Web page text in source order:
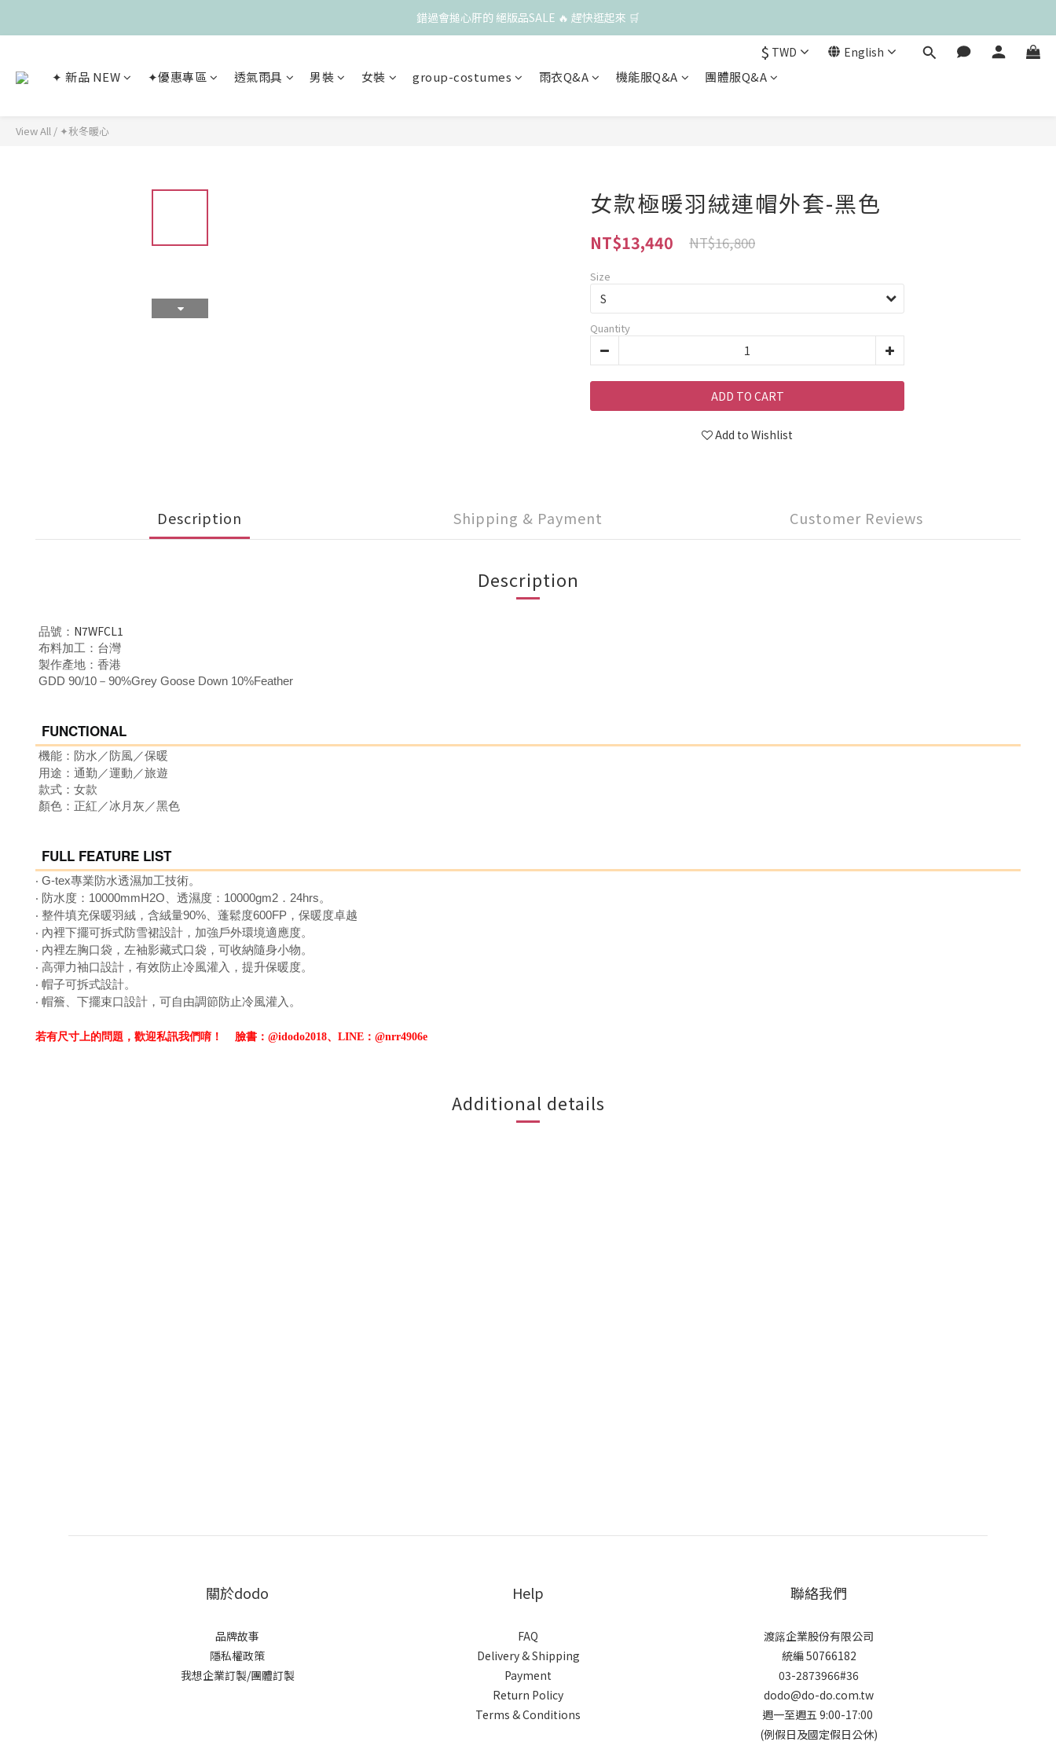
錯過會搥心肝的 絕版品SALE 🔥 趕快逛起來 🛒
$ TWD English
✦ 新品 NEW ✦優惠專區 透氣雨具 男裝 女裝 group-costumes 雨衣Q&A 機能服Q&A 團體服Q&A
View All / ✦秋冬暖心
女款極暖羽絨連帽外套-黑色
NT$13,440 NT$16,800
Size
Quantity
ADD TO CART
Add to Wishlist
Description Shipping & Payment Customer Reviews
Description
品號： N7WFCL1
布料加工：台灣
製作產地：香港
GDD 90/10－90%Grey Goose Down 10%Feather
FUNCTIONAL
機能：防水 ／防風／保暖
用途：通勤／運動 ／旅遊
款式：女款
顏色：正紅／冰月灰／黑色
FULL FEATURE LIST
‧ G-tex專業防水透濕加工技術。
‧ 防水度：10000mmH2O、透濕度：10000gm2．24hrs。
‧ 整件填充保暖羽絨，含絨量90%、蓬鬆度600FP，保暖度卓越
‧ 內裡下擺可拆式防雪裙設計，加強戶外環境適應度。
‧ 內裡左胸口袋，左袖影藏式口袋， 可收納隨身小物。
‧ 高彈力袖口設計，有效防止冷風灌入，提升保暖度。
‧ 帽子可拆式設計。
‧ 帽簷、下擺束口設計，可自由調節防止冷風灌入。
若有尺寸上的問題，歡迎私訊我們唷！ 臉書：@idodo2018、LINE：@nrr4906e
Additional details
關於dodo
品牌故事
隱私權政策
我想企業訂製/團體訂製
Help
FAQ
Delivery & Shipping
Payment
Return Policy
Terms & Conditions
聯絡我們
渡簬企業股份有限公司
統編 50766182
03-2873966#36
dodo@do-do.com.tw
週一至週五 9:00-17:00
(例假日及國定假日公休)